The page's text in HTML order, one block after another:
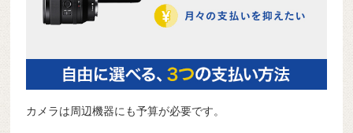
カメラは周辺機器にも予算が必要です。